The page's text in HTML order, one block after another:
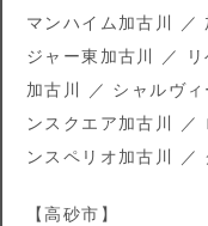
マンハイム加古川 ／
ジャー東加古川 ／
加古川 ／ シャルヴ
ンスクエア加古川 ／
ンスペリオ加古川 ／
【高砂市】